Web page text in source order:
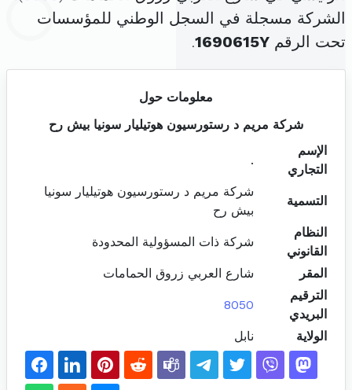
الشركة مسجلة في السجل الوطني للمؤسسات
تحت الرقم 1690615Y
.
معلومات حول
شركة مريم د رستورسيون هوتيليار سونيا بيش رح
الإسم
التجاري
.
التسمية
شركة مريم د رستورسيون هوتيليار سونيا
بيش رح
النظام
القانوني
شركة ذات المسؤولية المحدودة
المقر
شارع العربي زروق الحمامات
الترقيم
البريدي
8050
الولاية نابل